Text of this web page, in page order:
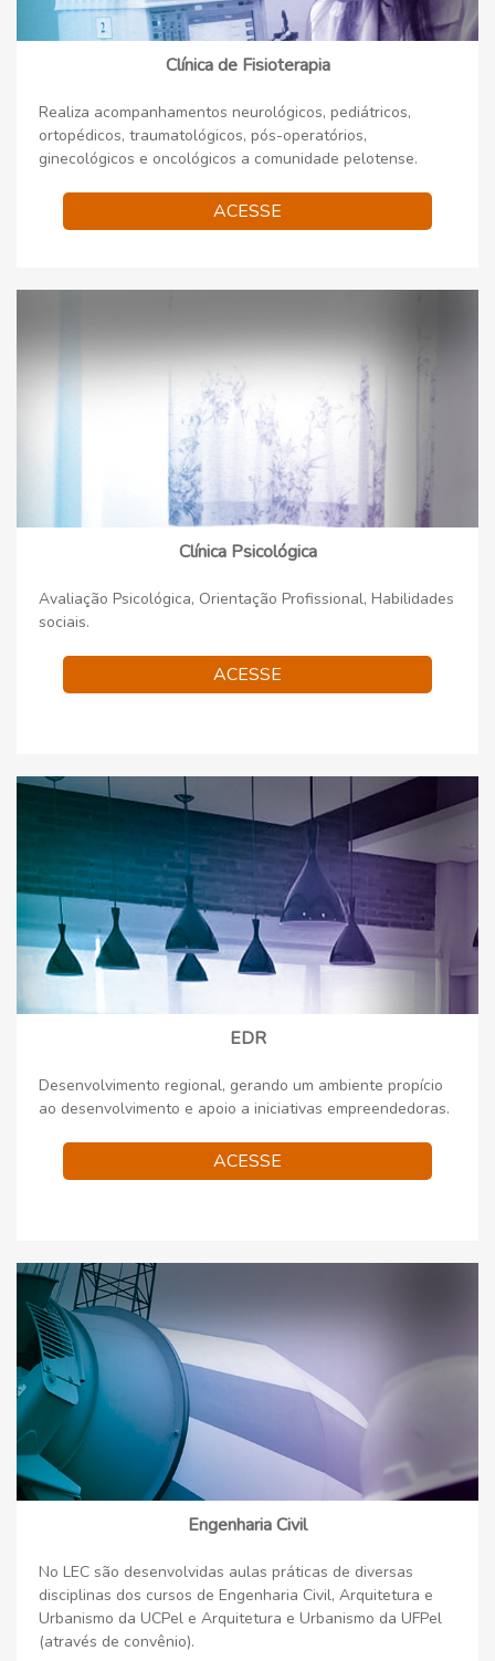
Clínica de Fisioterapia
Realiza acompanhamentos neurológicos, pediátricos,
ortopédicos, traumatológicos, pós-operatórios,
ginecológicos e oncológicos a comunidade pelotense.
ACESSE
Clínica Psicológica
Avaliação Psicológica, Orientação Profissional, Habilidades
sociais.
ACESSE
EDR
Desenvolvimento regional, gerando um ambiente propício
ao desenvolvimento e apoio a iniciativas empreendedoras.
ACESSE
Engenharia Civil
No LEC são desenvolvidas aulas práticas de diversas
disciplinas dos cursos de Engenharia Civil, Arquitetura e
Urbanismo da UCPel e Arquitetura e Urbanismo da UFPel
(através de convênio).